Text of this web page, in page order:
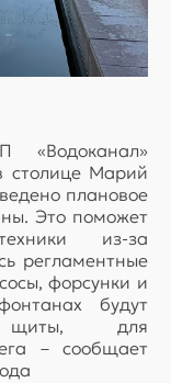
«Водоканал»
столице Марий
плановое
Это поможет
из-за
регламентные
форсунки и
будут
щиты, для
– сообщает